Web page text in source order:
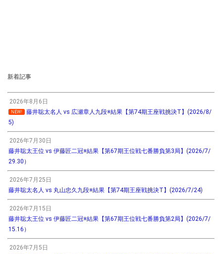
新着記事
2026年8月6日
NEW!
藤井聡太名人 vs 広瀬章人九段※結果【第74期王座戦挑決T】(2026/8/
5)
2026年7月30日
藤井聡太王位 vs 伊藤匠二冠※結果【第67期王位戦七番勝負第3局】(2026/7/
29.30）
2026年7月25日
藤井聡太名人 vs 丸山忠久九段※結果【第74期王座戦挑決T】(2026/7/24)
2026年7月15日
藤井聡太王位 vs 伊藤匠二冠※結果【第67期王位戦七番勝負第2局】(2026/7/
15.16）
2026年7月5日